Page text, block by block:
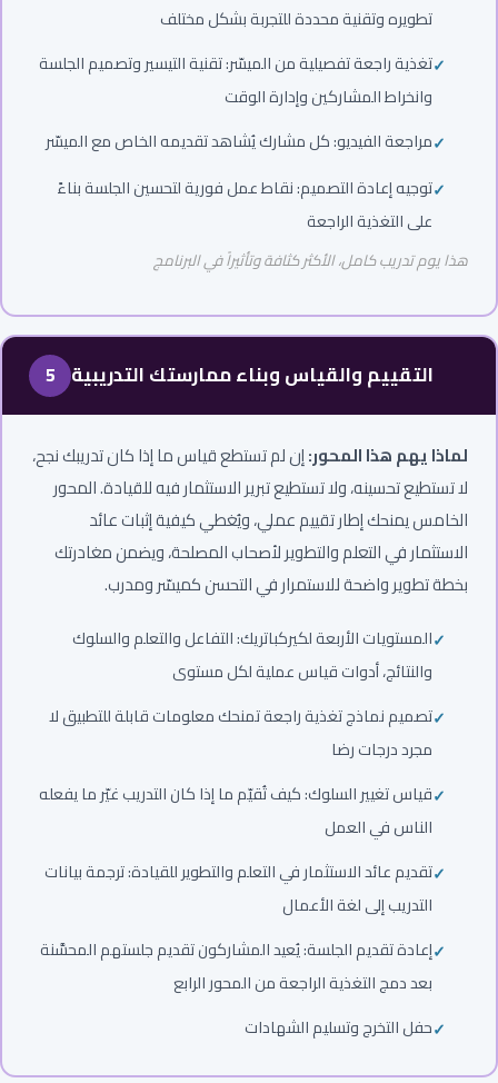
تطويره وتقنية محددة للتجربة بشكل مختلف
تغذية راجعة تفصيلية من الميسّر: تقنية التيسير وتصميم الجلسة
وانخراط المشاركين وإدارة الوقت
مراجعة الفيديو: كل مشارك يُشاهد تقديمه الخاص مع الميسّر
توجيه إعادة التصميم: نقاط عمل فورية لتحسين الجلسة بناءً
على التغذية الراجعة
هذا يوم تدريب كامل، الأكثر كثافة وتأثيراً في البرنامج
5 التقييم والقياس وبناء ممارستك التدريبية
لماذا يهم هذا المحور:إن لم تستطع قياس ما إذا كان تدريبك نجح،
لا تستطيع تحسينه، ولا تستطيع تبرير الاستثمار فيه للقيادة. المحور
الخامس يمنحك إطار تقييم عملي، ويُغطي كيفية إثبات عائد
الاستثمار في التعلم والتطوير لأصحاب المصلحة، ويضمن مغادرتك
بخطة تطوير واضحة للاستمرار في التحسن كميسّر ومدرب.
المستويات الأربعة لكيركباتريك: التفاعل والتعلم والسلوك
والنتائج، أدوات قياس عملية لكل مستوى
تصميم نماذج تغذية راجعة تمنحك معلومات قابلة للتطبيق لا
مجرد درجات رضا
قياس تغيير السلوك: كيف تُقيّم ما إذا كان التدريب غيّر ما يفعله
الناس في العمل
تقديم عائد الاستثمار في التعلم والتطوير للقيادة: ترجمة بيانات
التدريب إلى لغة الأعمال
إعادة تقديم الجلسة: يُعيد المشاركون تقديم جلستهم المحسَّنة
بعد دمج التغذية الراجعة من المحور الرابع
حفل التخرج وتسليم الشهادات